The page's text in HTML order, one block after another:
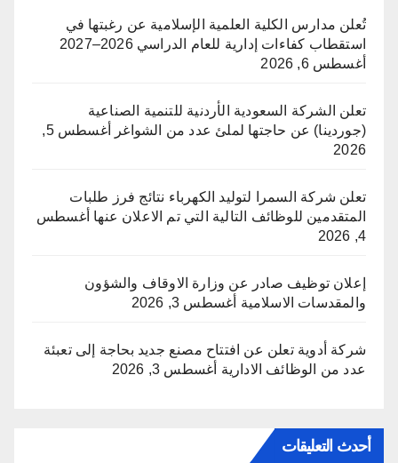
تُعلن مدارس الكلية العلمية الإسلامية عن رغبتها في
استقطاب كفاءات إدارية للعام الدراسي 2026–2027
أغسطس 6, 2026
تعلن الشركة السعودية الأردنية للتنمية الصناعية
(جوردينا) عن حاجتها لملئ عدد من الشواغر
أغسطس 5,
2026
تعلن شركة السمرا لتوليد الكهرباء نتائج فرز طلبات
المتقدمين للوظائف التالية التي تم الاعلان عنها أغسطس
4, 2026
إعلان توظيف صادر عن وزارة الاوقاف والشؤون
والمقدسات الاسلامية أغسطس 3, 2026
شركة أدوية تعلن عن افتتاح مصنع جديد بحاجة إلى تعبئة
عدد من الوظائف الادارية أغسطس 3, 2026
أحدث التعليقات